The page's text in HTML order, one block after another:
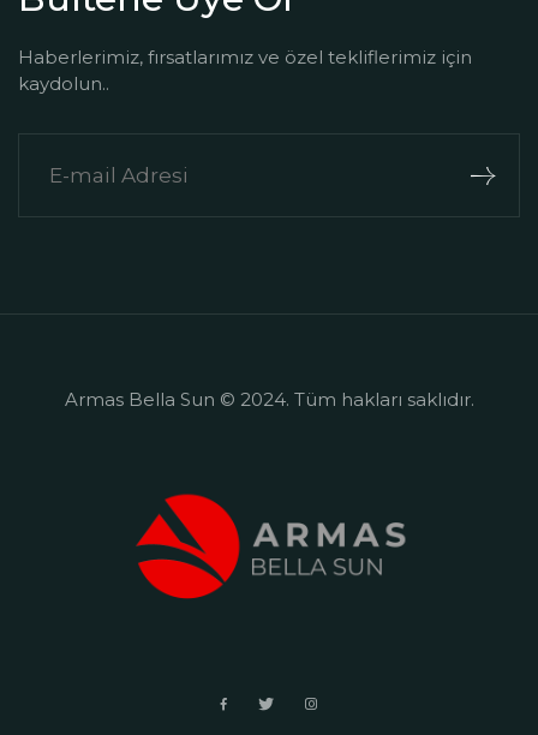
+90 242 524 50 55
Side Mahallesi, Selimiye Mahalesi
sales@armashotels.com
Haberlerimiz, fırsatlarımız ve özel tekliflerimiz için
kaydolun..
Armas Bella Sun © 2024. Tüm hakları saklıdır.